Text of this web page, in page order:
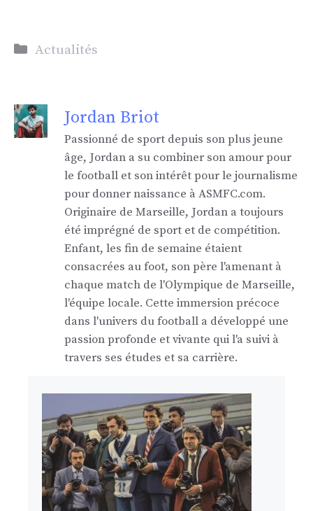
Catégories
Actualités
Jordan Briot
Passionné de sport depuis son plus jeune
âge, Jordan a su combiner son amour pour
le football et son intérêt pour le journalisme
pour donner naissance à ASMFC.com.
Originaire de Marseille, Jordan a toujours
été imprégné de sport et de compétition.
Enfant, les fin de semaine étaient
consacrées au foot, son père l'amenant à
chaque match de l'Olympique de Marseille,
l'équipe locale. Cette immersion précoce
dans l'univers du football a développé une
passion profonde et vivante qui l'a suivi à
travers ses études et sa carrière.